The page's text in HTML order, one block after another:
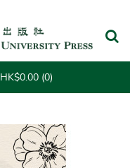
HK$0.00 (0)